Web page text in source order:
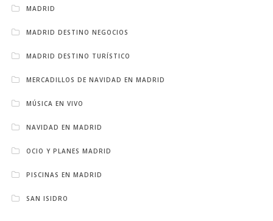
MADRID
MADRID DESTINO NEGOCIOS
MADRID DESTINO TURÍSTICO
MERCADILLOS DE NAVIDAD EN MADRID
MÚSICA EN VIVO
NAVIDAD EN MADRID
OCIO Y PLANES MADRID
PISCINAS EN MADRID
SAN ISIDRO